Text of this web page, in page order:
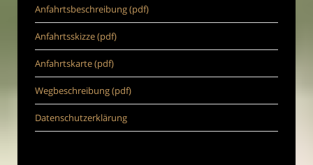
Anfahrtsbeschreibung (pdf)
Anfahrtsskizze (pdf)
Anfahrtskarte (pdf)
Wegbeschreibung (pdf)
Datenschutzerklärung